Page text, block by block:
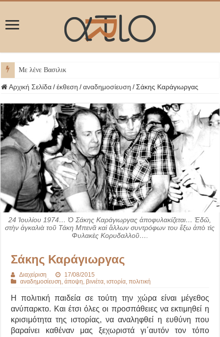
Με λένε Βασιλική Κωστοπούλου
Αρχική Σελίδα / έκθεση / αναδημοσίευση / Σάκης Καράγιωργας
24 Ἰουλίου 1974… Ὁ Σάκης Καράγιωργας ἀποφυλακίζεται… Ἐδῶ,
στὴν ἀγκαλιὰ τοῦ Τάκη Μπενᾶ καὶ ἄλλων συντρόφων του ἔξω ἀπὸ τὶς
Φυλακὲς Κορυδαλλοῦ….
Σάκης Καράγιωργας
Διαχείριση
17/08/2015
αναδημοσίευση,άποψη,βινιέτα,ιστορία,πολιτική
Η πολιτική παιδεία σε τούτη την χώρα είναι μέγεθος
ανύπαρκτο. Και έτσι όλες οι προσπάθειες να εκτιμηθεί η
κρισιμότητα της ιστορίας, να αναληφθεί η ευθύνη που
βαραίνει καθέναν μας ξεχωριστά γι΄αυτόν τον τόπο